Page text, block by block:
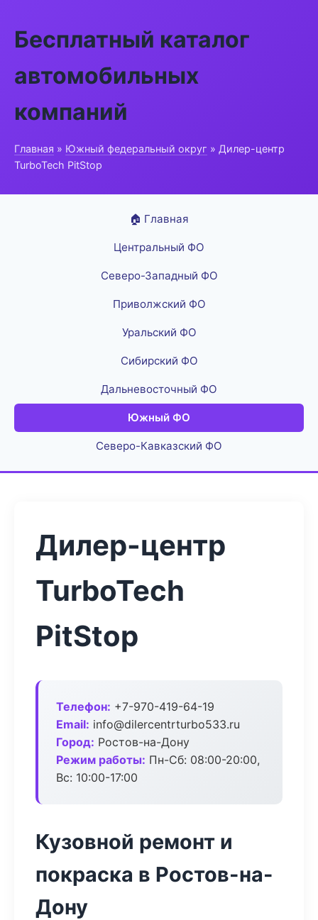
Бесплатный каталог
автомобильных
компаний
Главная » Южный федеральный округ » Дилер-центр
TurboTech PitStop
🏠 Главная
Центральный ФО
Северо-Западный ФО
Приволжский ФО
Уральский ФО
Сибирский ФО
Дальневосточный ФО
Южный ФО
Северо-Кавказский ФО
Дилер-центр
TurboTech
PitStop
Телефон: +7-970-419-64-19
Email: info@dilercentrturbo533.ru
Город: Ростов-на-Дону
Режим работы: Пн-Сб: 08:00-20:00,
Вс: 10:00-17:00
Кузовной ремонт и
покраска в Ростов-на-
Дону